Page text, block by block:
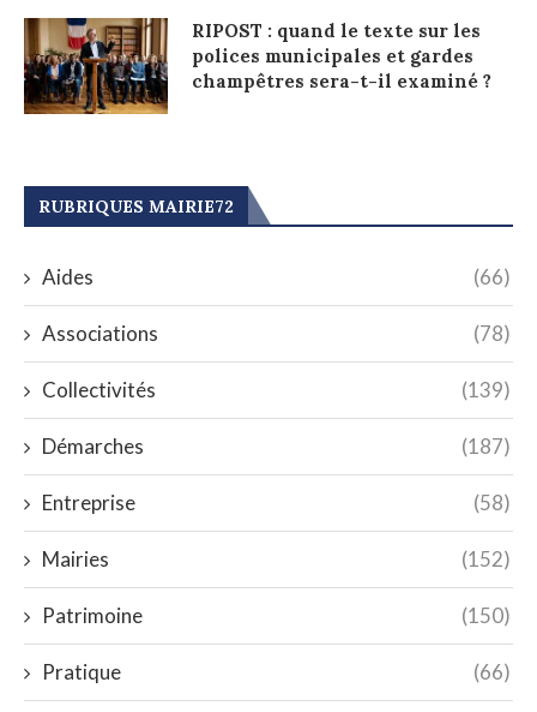
RIPOST : quand le texte sur les
polices municipales et gardes
champêtres sera-t-il examiné ?
RUBRIQUES MAIRIE72
Aides (66)
Associations (78)
Collectivités (139)
Démarches (187)
Entreprise (58)
Mairies (152)
Patrimoine (150)
Pratique (66)